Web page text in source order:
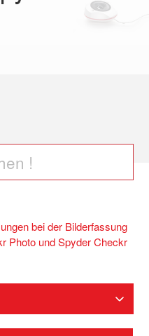
bei der Bilderfassung
Photo und Spyder Checkr